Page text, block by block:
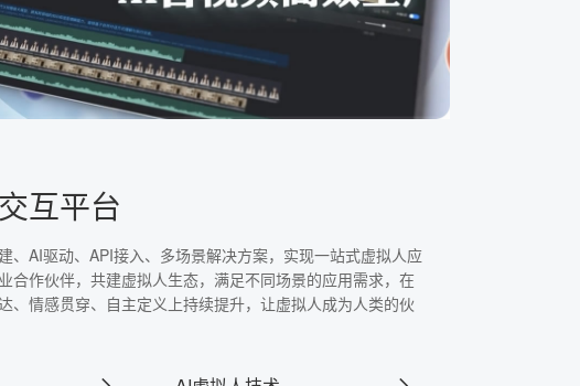
互平台
、AI驱动、API接入、多场景解决方案，实现一站式虚拟人应
合作伙伴，共建虚拟人生态，满足不同场景的应用需求，在
、情感贯穿、自主定义上持续提升，让虚拟人成为人类的伙